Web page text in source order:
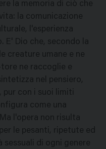
la memoria di ciò che
la comunicazione
l'esperienza
Dio che, secondo la
creature umane e ne
ne raccoglie e
nel pensiero,
pur con i suoi limiti
come una
l'opera non risulta
le pesanti, ripetute ed
di ogni genere